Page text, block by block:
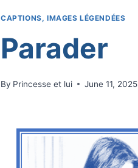
CAPTIONS, IMAGES LÉGENDÉES
Parader
By Princesse et lui June 11, 2025